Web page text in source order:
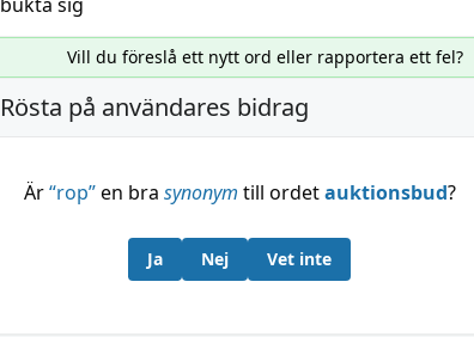
Vill du föreslå ett nytt ord eller rapportera ett fel?
Rösta på användares bidrag
Är“rop”en bra synonym till ordetauktionsbud?
Ja Nej Vet inte